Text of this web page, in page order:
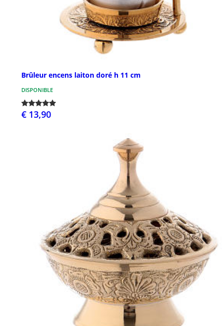
Brûleur encens laiton doré h 11 cm
DISPONIBLE
€ 13,90